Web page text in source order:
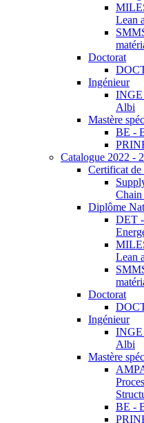
Lean
Doctorat
Ingénieur
INGE
Albi
Mastère
BE -
Catalogue 2022 -
Certificat de
Chain
Diplôme
DET
Lean
Doctorat
Ingénieur
INGE
Albi
Mastère
BE -